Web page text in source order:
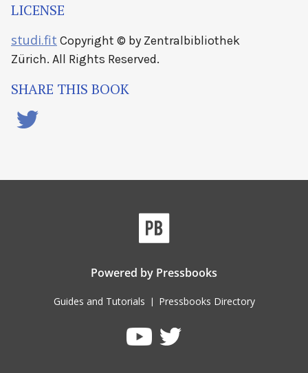
LICENSE
studi.fit Copyright © by Zentralbibliothek
Zürich. All Rights Reserved.
SHARE THIS BOOK
Powered by Pressbooks
Guides and Tutorials | Pressbooks Directory
Pressbooks
Pressbooks